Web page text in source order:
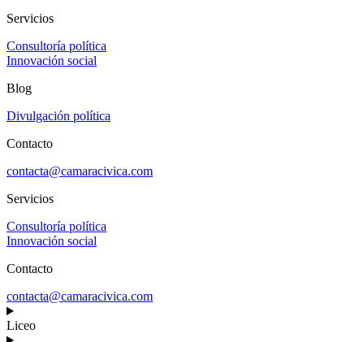
Servicios
Consultoría política
Innovación social
Blog
Divulgación política
Contacto
contacta@camaracivica.com
Servicios
Consultoría política
Innovación social
Contacto
contacta@camaracivica.com
Liceo